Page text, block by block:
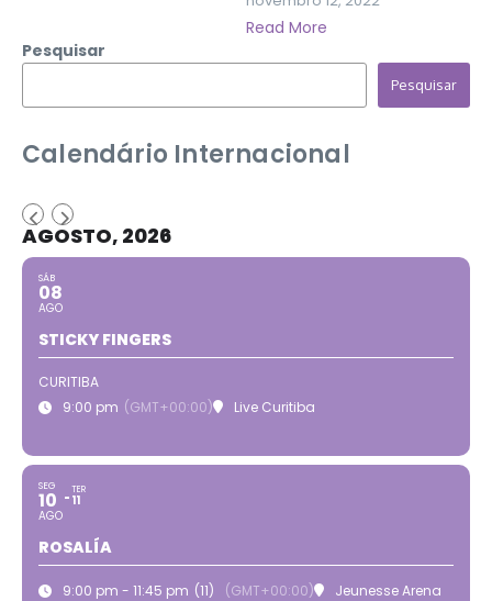
Read More
Pesquisar
Pesquisar
Calendário Internacional
AGOSTO, 2026
SÁB
08
AGO
STICKY FINGERS
CURITIBA
9:00 pm (GMT+00:00) Live Curitiba
SEG
10
AGO
TER
11
ROSALÍA
9:00 pm - 11:45 pm (11) (GMT+00:00) Jeunesse Arena